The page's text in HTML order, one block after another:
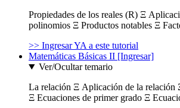
Propiedades de los reales (R) Ξ
polinomios Ξ Productos notables Ξ
>> Ingresar YA a este tutorial
Matemáticas Básicas II [Ingresar]
Ver/Ocultar temario
La relación Ξ Aplicación de la relación
Ξ Ecuaciones de primer grado Ξ